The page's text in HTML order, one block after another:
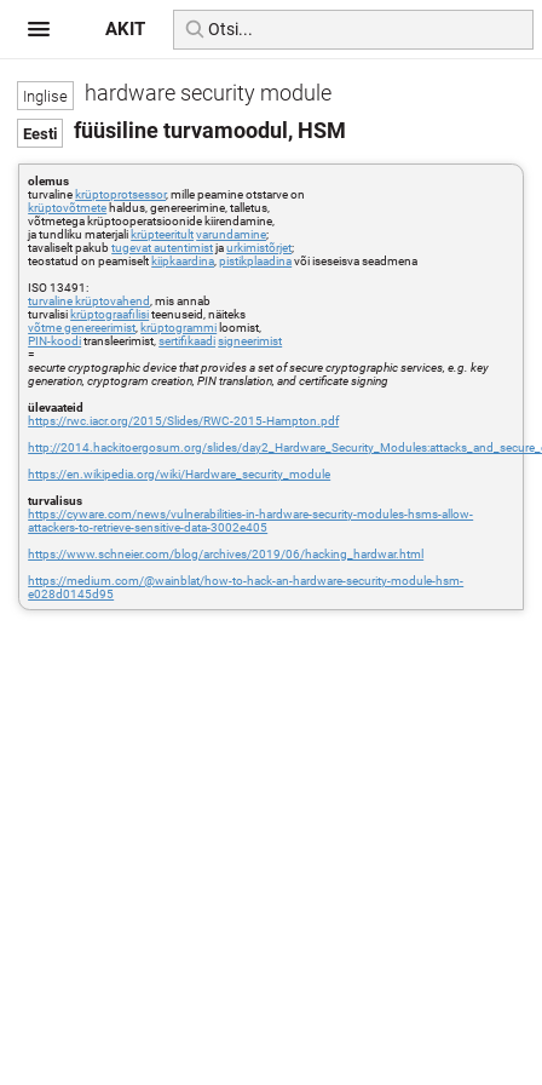
hardware security module
füüsiline turvamoodul, HSM
olemus
turvaline krüptoprotsessor, mille peamine otstarve on
krüptovõtmete haldus, genereerimine, talletus,
võtmetega krüptooperatsioonide kiirendamine,
ja tundliku materjali krüpteeritultvarundamine;
tavaliselt pakubtugevat autentimistjaurkimistõrjet;
teostatud on peamiselt kiipkaardina ,pistikplaadinavõi iseseisva seadmena
ISO 13491:
turvaline krüptovahend , mis annab
turvalisi krüptograafilisiteenuseid, näiteks
võtme genereerimist krüptogrammi loomist,
PIN-kooditransleerimist,sertifikaadisigneerimist
=
securte cryptographic device that provides a set of secure cryptographic services, e.g. key
generation, cryptogram creation, PIN translation, and certificate signing
ülevaateid
https://rwc.iacr.org/2015/Slides/RWC-2015-Hampton.pdf
http://2014.hackitoergosum.org/slides/
https://en.wikipedia.org/wiki/Hardware_security_module
turvalisus
https://cyware.com/news/vulnerabilities-in-hardware-security-modules-hsms-allow-
attackers-to-retrieve-sensitive-data-3002e405
https://www.schneier.com/blog/archives/2019/06/hacking_hardwar.html
https://medium.com/@wainblat/how-to-hack-an-hardware-security-module-hsm-
e028d0145d95
AKIT